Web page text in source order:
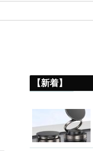
【新着】